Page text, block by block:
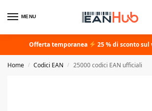
MENU
Offerta temporanea 25 % di sconto
Home / Codici EAN / 25000 codici EAN ufficiali